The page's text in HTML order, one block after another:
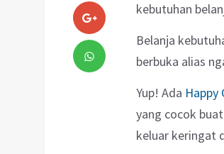
kebutuhan
Belanja
berbuka alias
Yup! Ada Happy
yang cocok
keluar keringat